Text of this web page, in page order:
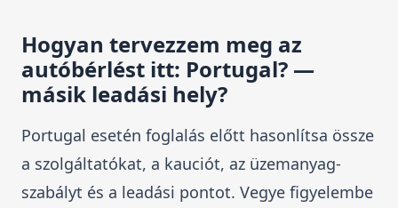
Hogyan tervezzem meg az
autóbérlést itt: Portugal? —
másik leadási hely?
Portugal esetén foglalás előtt hasonlítsa össze
a szolgáltatókat, a kauciót, az üzemanyag-
szabályt és a leadási pontot. Vegye figyelembe